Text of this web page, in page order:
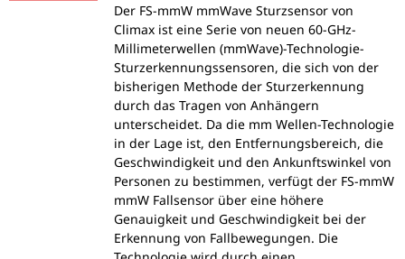
Der FS-mmW mmWave Sturzsensor von
Climax ist eine Serie von neuen 60-GHz-
Millimeterwellen (mmWave)-Technologie-
Sturzerkennungssensoren, die sich von der
bisherigen Methode der Sturzerkennung
durch das Tragen von Anhängern
unterscheidet. Da die mm Wellen-Technologie
in der Lage ist, den Entfernungsbereich, die
Geschwindigkeit und den Ankunftswinkel von
Personen zu bestimmen, verfügt der FS-mmW
mmW Fallsensor über eine höhere
Genauigkeit und Geschwindigkeit bei der
Erkennung von Fallbewegungen. Die